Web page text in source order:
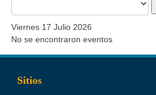
Viernes 17 Julio 2026
No se encontraron eventos
Sitios